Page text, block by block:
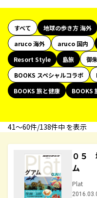
すべて 地球の歩き方 海外
aruco 海外
aruco 国内
Resort Style
島旅 御
BOOKS スペシャルコラボ
BOOKS 旅と健康
BOOKS
41〜60件/138件中 を表示
０５
ム
Plat